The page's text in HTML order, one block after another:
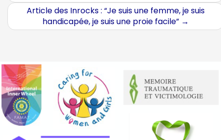
Article des Inrocks : “Je suis une femme, je suis
handicapée, je suis une proie facile” →